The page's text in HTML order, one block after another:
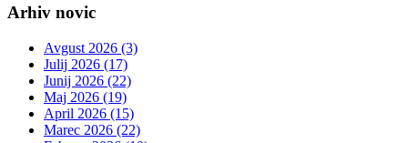
Arhiv novic
Avgust 2026 (3)
Julij 2026 (17)
Junij 2026 (22)
Maj 2026 (19)
April 2026 (15)
Marec 2026 (22)